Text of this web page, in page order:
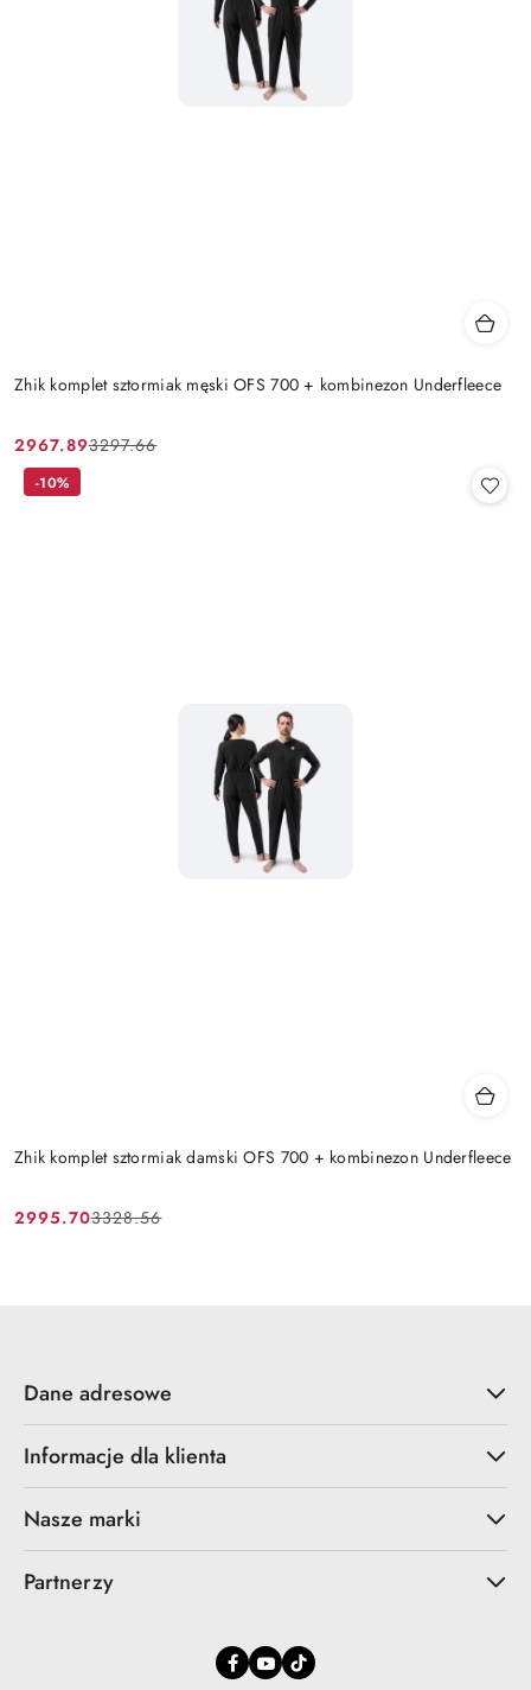
Zhik komplet sztormiak męski OFS 700 + kombinezon Underfleece
Cena
promocyjna:
2967.89
Cena
przed
3297.66
Zhik komplet sztormiak damski OFS 700 + kombinezon Underfleece
Cena
2995.70
Cena
3328.56
-10%
Dane adresowe
Informacje dla klienta
Nasze marki
Partnerzy